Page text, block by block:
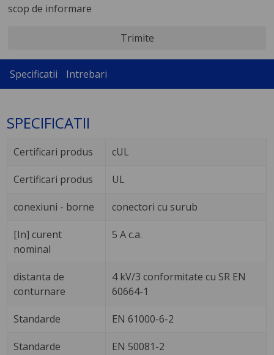
scop de informare
Trimite
Specificatii Intrebari
SPECIFICATII
Certificari produs cUL
Certificari produs UL
conexiuni - borne conectori cu surub
[In] curent
nominal
5 A c.a.
distanta de
conturnare
4 kV/3 conformitate cu SR EN
60664-1
Standarde EN 61000-6-2
Standarde EN 50081-2